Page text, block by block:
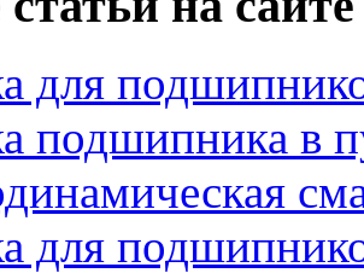
для
подшипника в
для